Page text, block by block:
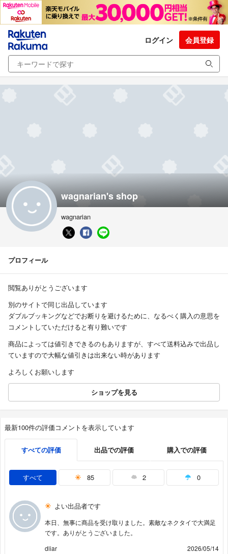
ログイン 会員登録
wagnarian's shop
wagnarian
プロフィール
閲覧ありがとうございます
別のサイトで同じ出品しています
ダブルブッキングなどでお断りを避けるために、なるべく購入の意思を
コメントしていただけると有り難いです
商品によっては値引きできるのもありますが、すべて送料込みで出品し
ていますので大幅な値引きは出来ない時があります
よろしくお願いします
ショップを見る
最新100件の評価コメントを表示しています
すべての評価 出品での評価 購入での評価
すべて 85 2 0
よい出品者です
本日、無事に商品を受け取りました。素敵なネクタイで大満足
です。ありがとうございました。
dliar
2026/05/14